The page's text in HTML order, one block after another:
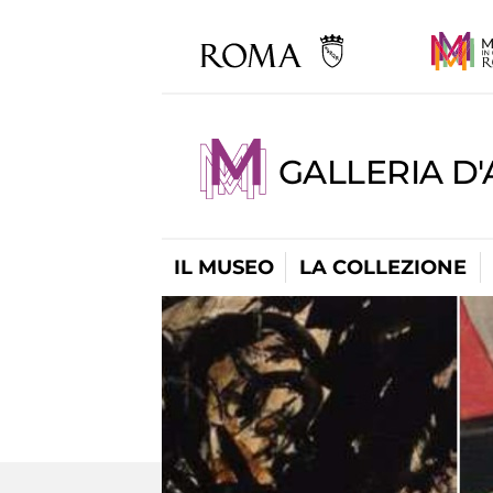
GALLERIA
IL MUSEO LA COLLEZIONE